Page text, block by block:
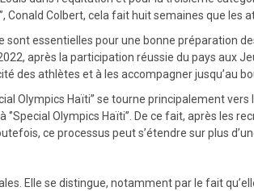
Conald Colbert, cela fait huit semaines que
sont essentielles pour une bonne préparation
après la participation réussie du pays aux
des athlètes et à les accompagner jusqu’au
Olympics Haïti’’ se tourne principalement
Olympics Haïti’’. De ce fait, après les
ce processus peut s’étendre sur plus
Elle se distingue, notamment par le fait